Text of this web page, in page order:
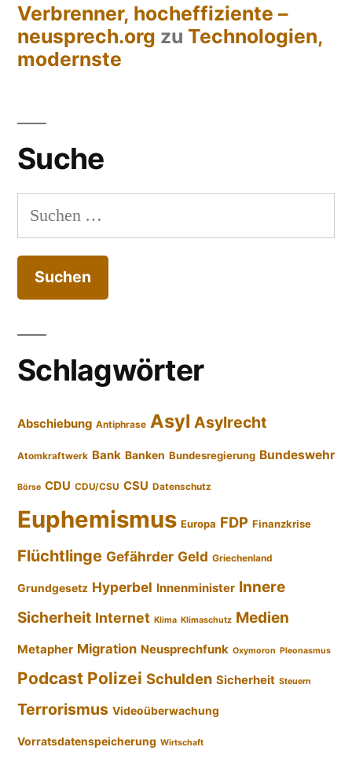
Verbrenner, hocheffiziente –
neusprech.org zu Technologien,
modernste
Suche
Suchen
nach:
Schlagwörter
Abschiebung Antiphrase Asyl Asylrecht
Atomkraftwerk Bank Banken Bundesregierung Bundeswehr
Börse CDU CDU/CSU CSU Datenschutz
Euphemismus Europa FDP Finanzkrise
Flüchtlinge Gefährder Geld Griechenland
Grundgesetz Hyperbel Innenminister Innere
Sicherheit Internet Klima Klimaschutz Medien
Metapher Migration Neusprechfunk Oxymoron Pleonasmus
Podcast Polizei Schulden Sicherheit Steuern
Terrorismus Videoüberwachung
Vorratsdatenspeicherung Wirtschaft